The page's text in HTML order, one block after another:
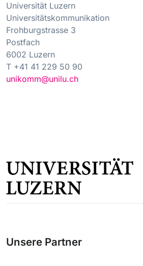
Universität Luzern
Universitätskommunikation
Frohburgstrasse 3
Postfach
6002 Luzern
T +41 41 229 50 90
unikomm@unilu.ch
Unsere Partner